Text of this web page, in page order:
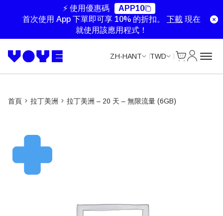
⚡ 使用優惠碼
APP10
首次使用 App 下單即可享 10% 的折扣。 下載 現在
就使用該應用程式！
ZH-HANT TWD
首頁 拉丁美洲 拉丁美洲 – 20 天 – 無限流量 (6GB)